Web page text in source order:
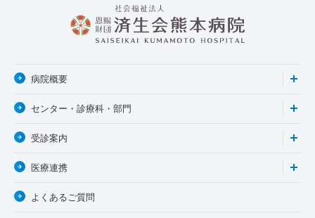
病院概要
センター・診療科・部門
受診案内
医療連携
よくあるご質問